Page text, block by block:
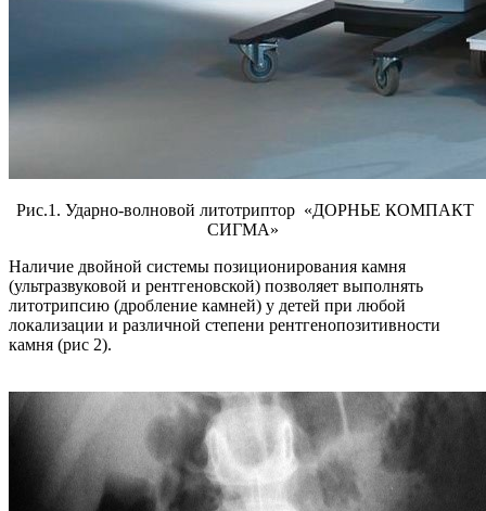
Рис.1. Ударно-волновой литотриптор «ДОРНЬЕ КОМПАКТ
СИГМА»
Наличие двойной системы позиционирования камня
(ультразву­ковой и рентгеновской) позволяет выполнять
литотрипсию (дробление камней) у детей при любой
локализации и различной степени рентгенопозитивности
камня (рис 2).